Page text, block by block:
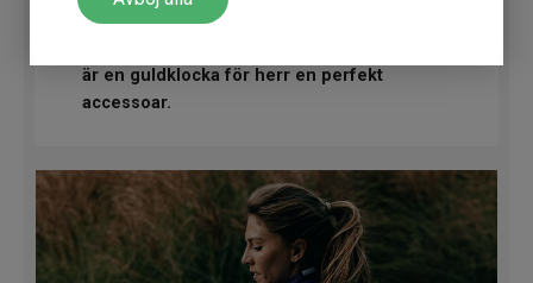
är en guldklocka för herr en perfekt
accessoar.